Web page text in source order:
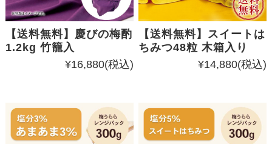
【送料無料】慶びの梅酌
1.2kg 竹籠入
¥16,880(税込)
【送料無料】スイートは
ちみつ48粒 木箱入り
¥14,880(税込)